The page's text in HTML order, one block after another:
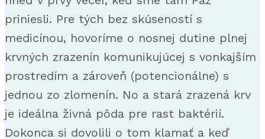
priniesli. Pre tých bez skúseností s
medicínou, hovoríme o nosnej dutine plnej
krvných zrazenín komunikujúcej s vonkajším
prostredím a zároveň (potencionálne) s
jednou zo zlomenín. No a stará zrazená krv
je ideálna živná pôda pre rast baktérií.
Dokonca si dovolili o tom klamať a keď